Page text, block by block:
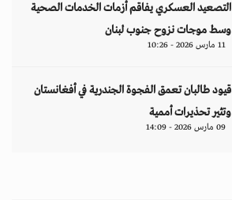
التصعيد العسكري يفاقم أزمات الخدمات الصحية
وسط موجات نزوح جنوب لبنان
11 مارس 2026 - 10:26
قيود طالبان تعمق الفجوة الجندرية في أفغانستان
وتثير تحذيرات أممية
09 مارس 2026 - 14:09